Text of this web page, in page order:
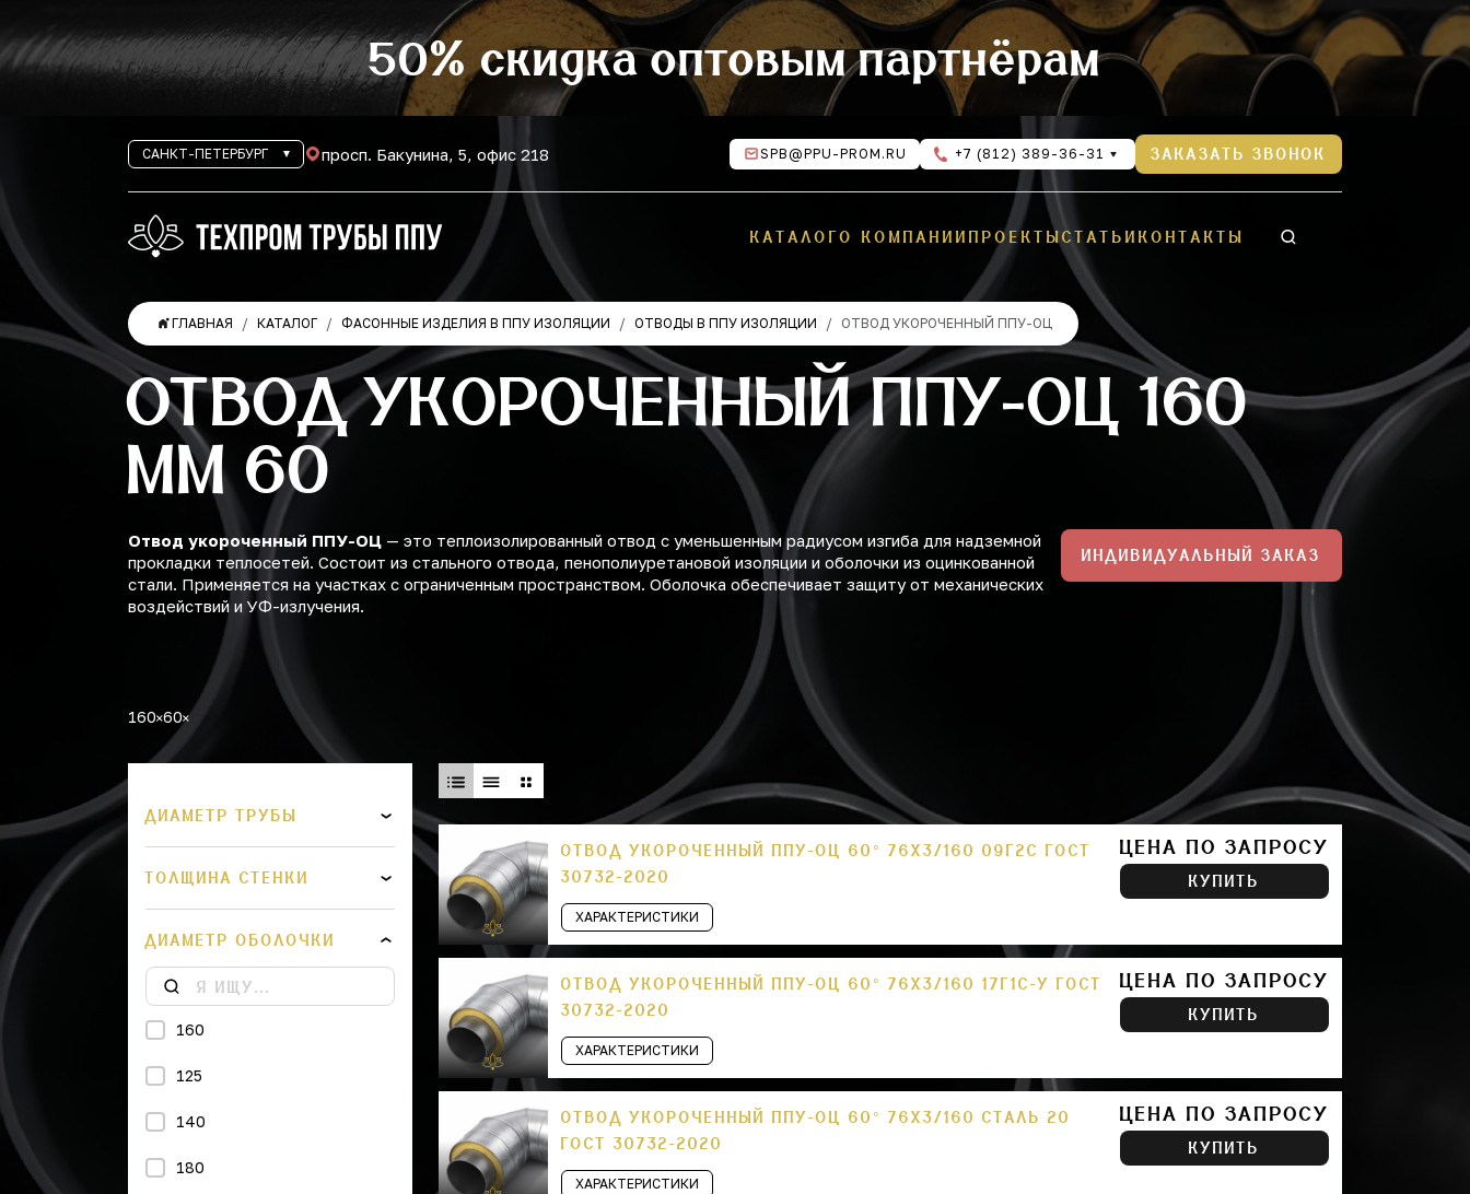
50% скидка оптовым партнёрам
САНКТ-ПЕТЕРБУРГ просп. Бакунина, 5, офис 218 SPB@PPU-PROM.RU +7 (812) 389-36-31 ЗАКАЗАТЬ ЗВОНОК
КАТАЛОГО КОМПАНИИ ПРОЕКТЫСТАТЬИ КОНТАКТЫ
ГЛАВНАЯ КАТАЛОГ ФАСОННЫЕ ИЗДЕЛИЯ В ППУ ИЗОЛЯЦИИ ОТВОДЫ В ППУ ИЗОЛЯЦИИ ОТВОД УКОРОЧЕННЫЙ ППУ-ОЦ
ОТВОД УКОРОЧЕННЫЙ ППУ-ОЦ 160
ММ 60
Отвод укороченный ППУ-ОЦ — это теплоизолированный отвод с уменьшенным радиусом изгиба для надземной
прокладки теплосетей. Состоит из стального отвода, пенополиуретановой изоляции и оболочки из оцинкованной
стали. Применяется на участках с ограниченным пространством. Оболочка обеспечивает защиту от механических
воздействий и УФ-излучения.
ИНДИВИДУАЛЬНЫЙ ЗАКАЗ
160 60
ДИАМЕТР ТРУБЫ
ТОЛЩИНА СТЕНКИ
ДИАМЕТР ОБОЛОЧКИ
160
125
140
180
ОТВОД УКОРОЧЕННЫЙ ППУ-ОЦ 60° 76Х3/160 09Г2С ГОСТ
30732-2020
ХАРАКТЕРИСТИКИ
ЦЕНА ПО ЗАПРОСУ
КУПИТЬ
ОТВОД УКОРОЧЕННЫЙ ППУ-ОЦ 60° 76Х3/160 17Г1С-У ГОСТ
30732-2020
ХАРАКТЕРИСТИКИ
ЦЕНА ПО ЗАПРОСУ
КУПИТЬ
ОТВОД УКОРОЧЕННЫЙ ППУ-ОЦ 60° 76Х3/160 СТАЛЬ 20
ГОСТ 30732-2020
ХАРАКТЕРИСТИКИ
ЦЕНА ПО ЗАПРОСУ
КУПИТЬ